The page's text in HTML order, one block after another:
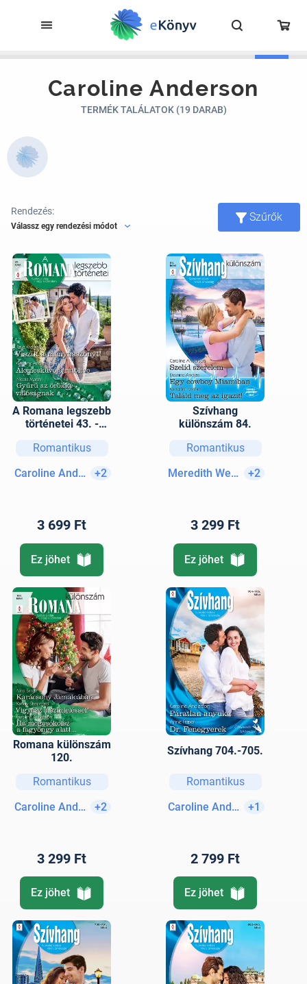
Caroline Anderson
TERMÉK TALÁLATOK (19 DARAB)
Rendezés:
Válassz egy rendezési módot
Szűrők
A Romana legszebb
történetei 43. -
menyasszonyt!;
újratöltve; Gyűrű az
Romantikus
Caroline Anderson
+2
3 699 Ft
Ez jöhet
Szívhang
különszám 84.
Romantikus
Meredith Webber+2
3 299 Ft
Ez jöhet
Romana különszám
120.
Romantikus
Caroline Anderson
+2
3 299 Ft
Ez jöhet
Szívhang 704.-705.
Romantikus
Caroline Anderson
+1
2 799 Ft
Ez jöhet